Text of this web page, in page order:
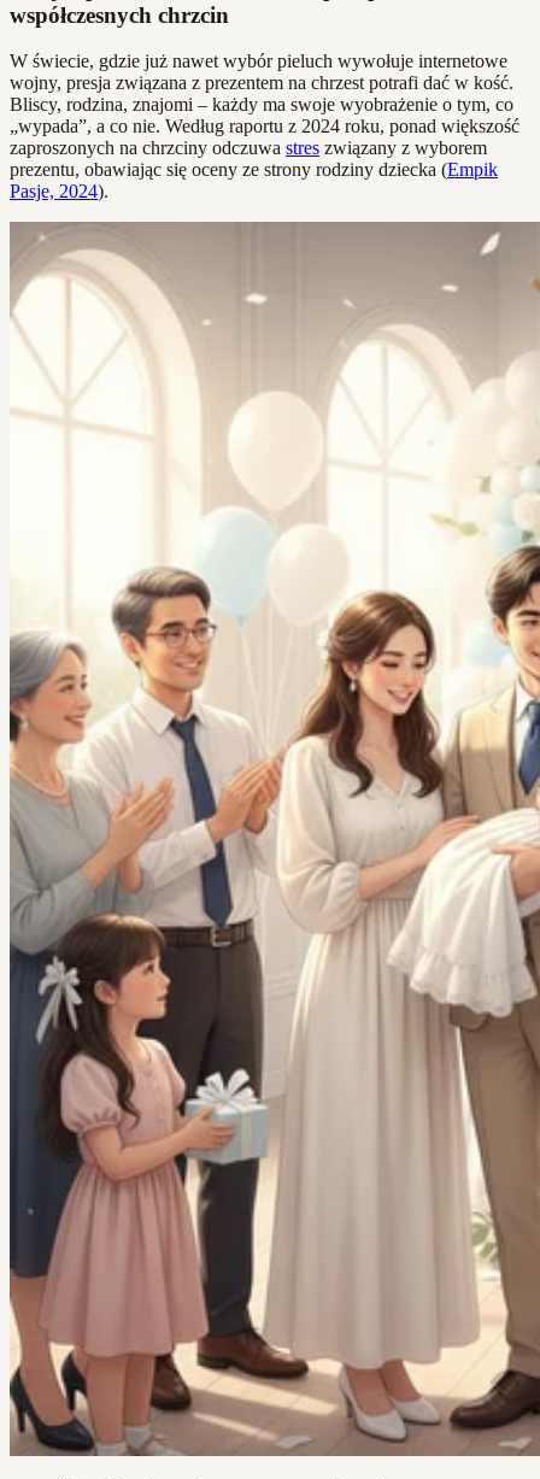
współczesnych chrzcin
W świecie, gdzie już nawet wybór pieluch wywołuje internetowe
wojny, presja związana z prezentem na chrzest potrafi dać w kość.
Bliscy, rodzina, znajomi – każdy ma swoje wyobrażenie o tym, co
„wypada”, a co nie. Według raportu z 2024 roku, ponad większość
zaproszonych na chrzciny odczuwa stres związany z wyborem
prezentu, obawiając się oceny ze strony rodziny dziecka (Empik
Pasje, 2024).